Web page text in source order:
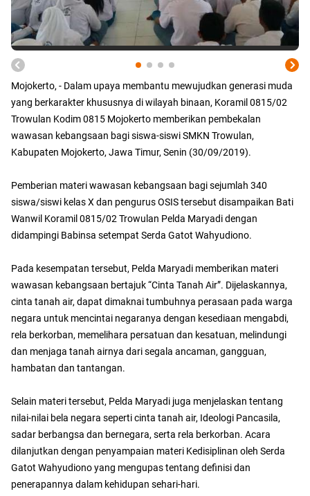
Mojokerto, - Dalam upaya membantu mewujudkan generasi muda
yang berkarakter khususnya di wilayah binaan, Koramil 0815/02
Trowulan Kodim 0815 Mojokerto memberikan pembekalan
wawasan kebangsaan bagi siswa-siswi SMKN Trowulan,
Kabupaten Mojokerto, Jawa Timur, Senin (30/09/2019).
Pemberian materi wawasan kebangsaan bagi sejumlah 340
siswa/siswi kelas X dan pengurus OSIS tersebut disampaikan Bati
Wanwil Koramil 0815/02 Trowulan Pelda Maryadi dengan
didampingi Babinsa setempat Serda Gatot Wahyudiono.
Pada kesempatan tersebut, Pelda Maryadi memberikan materi
wawasan kebangsaan bertajuk “Cinta Tanah Air”. Dijelaskannya,
cinta tanah air, dapat dimaknai tumbuhnya perasaan pada warga
negara untuk mencintai negaranya dengan kesediaan mengabdi,
rela berkorban, memelihara persatuan dan kesatuan, melindungi
dan menjaga tanah airnya dari segala ancaman, gangguan,
hambatan dan tantangan.
Selain materi tersebut, Pelda Maryadi juga menjelaskan tentang
nilai-nilai bela negara seperti cinta tanah air, Ideologi Pancasila,
sadar berbangsa dan bernegara, serta rela berkorban. Acara
dilanjutkan dengan penyampaian materi Kedisiplinan oleh Serda
Gatot Wahyudiono yang mengupas tentang definisi dan
penerapannya dalam kehidupan sehari-hari.